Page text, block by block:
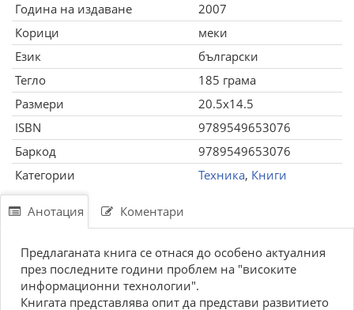
Година на издаване
2007
Корици
меки
Език
български
Тегло
185 грама
Размери
20.5x14.5
ISBN
9789549653076
Баркод
9789549653076
Категории
Техника, Книги
Анотация Коментари
Предлаганата книга се отнася до особено актуалния
през последните години проблем на "високите
информационни технологии".
Книгата представлява опит да представи развитието